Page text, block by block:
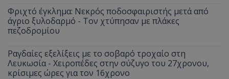
Φριχτό έγκλημα: Νεκρός ποδοσφαιριστής μετά από
άγριο ξυλοδαρμό - Τον χτύπησαν με πλάκες
πεζοδρομίου
Ραγδαίες εξελίξεις με το σοβαρό τροχαίο στη
Λευκωσία - Χειροπέδες στην σύζυγο του 27χρονου,
κρίσιμες ώρες για τον 16χρονο